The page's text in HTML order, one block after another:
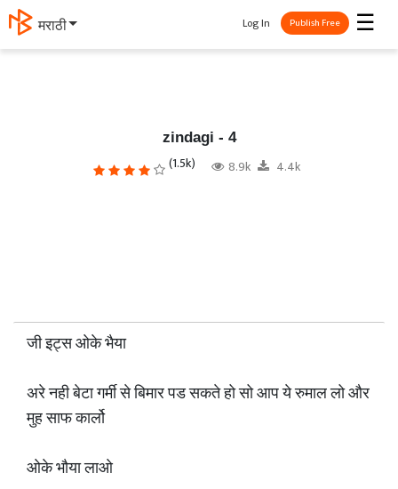
मराठी ☰
Log In Publish Free
zindagi - 4
(1.5k) 8.9k 4.4k
जी इट्स ओके भैया
अरे नही बेटा गर्मी से बिमार पड सकते हो सो आप ये रुमाल लो और
मुह साफ कार्लो
ओके भौया लाओ